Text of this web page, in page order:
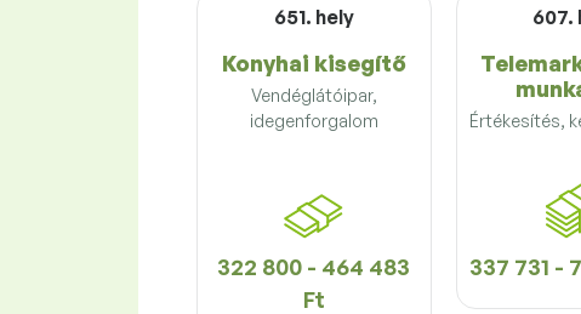
651. hely
Konyhai kisegítő
Vendéglátóipar,
idegenforgalom
322 800 - 464 483
Ft
607.
Értékesítés,
337 731 -